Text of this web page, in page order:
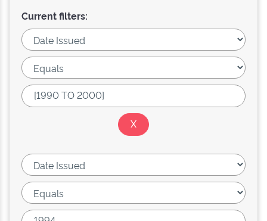
Current filters: